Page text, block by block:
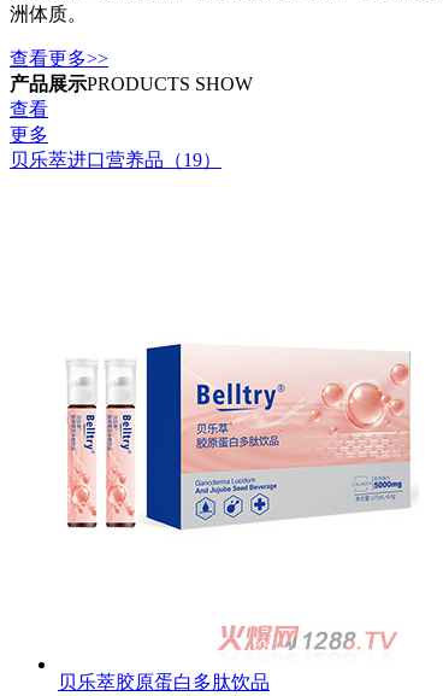
洲体质。
查看更多>>
产品展示PRODUCTS SHOW
查看
更多
贝乐萃进口营养品（19）
贝乐萃胶原蛋白多肽饮品